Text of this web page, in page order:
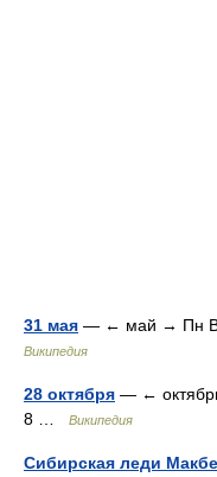
31 мая — ← май → Пн
Википедия
28 октября — ←
8 …
Википедия
Сибирская леди